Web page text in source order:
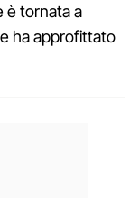
è tornata a
ha approfittato